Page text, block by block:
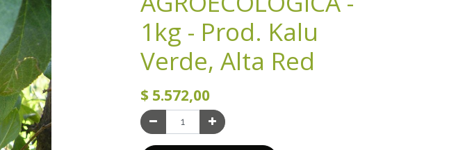
1kg - Prod. Kalu
Verde, Alta Red
$ 5.572,00